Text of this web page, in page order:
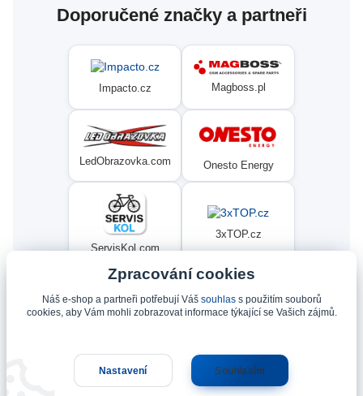
Doporučené značky a partneři
Impacto.cz Magboss.pl
LedObrazovka.com Onesto Energy
ServisKol.com
3xTOP.cz
Condat Ninex.cz
Zpracování cookies
Náš e-shop a partneři potřebují Váš souhlass použitím souborů
cookies, aby Vám mohli zobrazovat informace týkající se Vašich zájmů.
Nastavení Souhlasím